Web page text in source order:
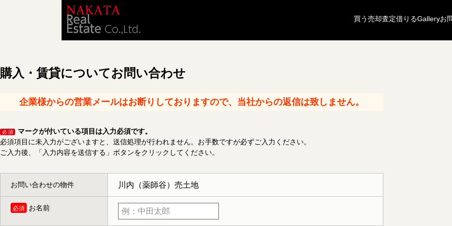
買う売却査定借りるGalleryお
購入・賃貸についてお問い合わせ
企業様からの営業メールはお断りしておりますので、当社からの返信は致しません。
必須
マークが付いている項目は入力必須です。
必須項目に未入力がございますと、送信処理が行われません。お手数ですが必ずご入力ください。
ご入力後、「入力内容を送信する」ボタンをクリックしてください。
お問い合わせの物件
お名前